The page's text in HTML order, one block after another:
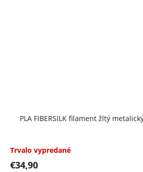
PLA FIBERSILK filament žltý
Trvalo vypredané
€34,90